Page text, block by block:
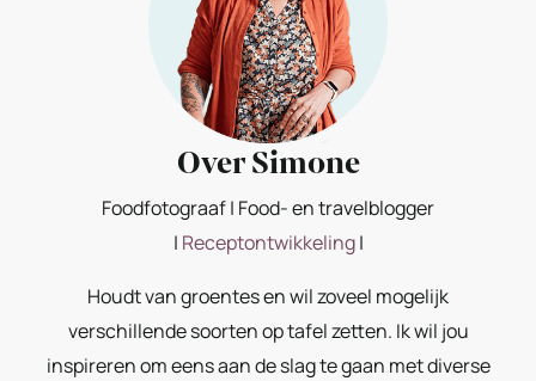
Over Simone
Foodfotograaf | Food- en travelblogger
| Receptontwikkeling|
Houdt van groentes en wil zoveel mogelijk
verschillende soorten op tafel zetten. Ik wil jou
inspireren om eens aan de slag te gaan met diverse